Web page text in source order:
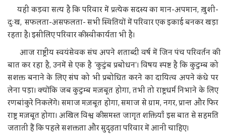
यही कड़वा सत्य है कि परिवार में प्रत्येक सदस्य का मान-अपमान, ख़ुशी-
दुःख, सफलता-असफलता- सभी स्थितियों में परिवार एक इकाई बनकर खड़ा
रहता है। इसीलिए परिवार की स्वीकार्यता भी है।
आज राष्ट्रीय स्वयंसेवक संघ अपने शताब्दी वर्ष में जिन पंच परिवर्तन की
बात कर रहा है, उनमें से एक है 'कुटुंब प्रबोधन'। विषय स्पष्ट है कि कुटुम्ब को
सशक्त बनाने के लिए संघ को भी प्रबोधित करने का दायित्व अपने कंधे पर
लेना पड़ा। क्योंकि जब कुटुम्ब मज़बूत होगा, तभी तो राष्ट्रधर्म निभाने के लिए
रणबांकुरे निकलेंगे। समाज मज़बूत होगा, समाज से ग्राम, नगर, प्रान्त और फिर
राष्ट्र मज़बूत होगा। अखिल विश्व की समस्त जागृत शक्तियाँ इस बात से सहमति
जताती हैं कि पहले सशक्तता और सुदृढ़ता परिवार में आनी चाहिए।